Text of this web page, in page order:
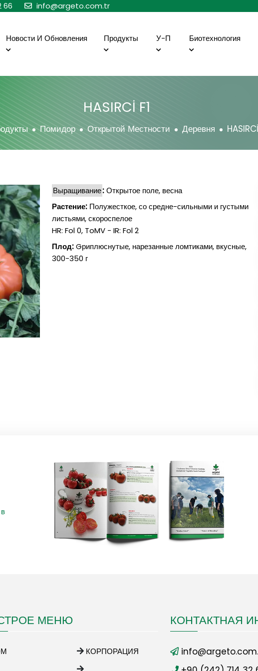
66 info@argeto.com.tr
Новости И Обновления Продукты У-П Биотехнология
HASIRCİ F1
Помидор Открытой Местности Деревня
Выращивание:Открытое поле, весна
Растение:Полужесткое, со средне-сильными и густыми
листьями, скороспелое
HR: Fol 0, ToMV - IR: Fol 2
Плод:Gриплюснутые, нарезанные ломтиками, вкусные,
300-350 г
МЕНЮ
КОРПОРАЦИЯ
КОНТАКТНАЯ